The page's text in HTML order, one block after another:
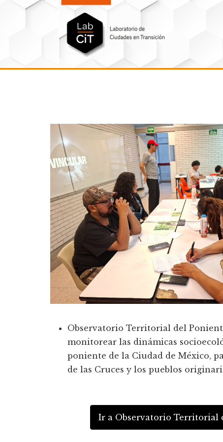
Additional
LabCit
Transición
Observatorio Territorial del
monitorear las dinámicas
poniente de la Ciudad de México,
de las Cruces y los pueblos
Ir a Observatorio Territorial